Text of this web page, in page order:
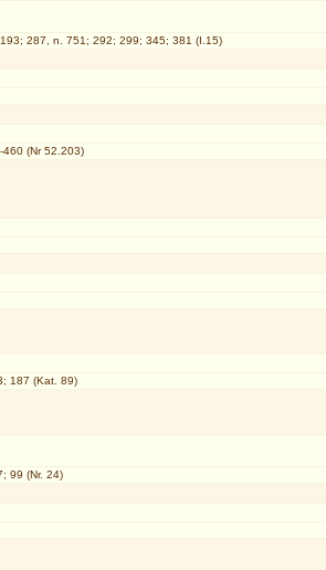
287, n. 751; 292; 299; 345; 381 (I.15)
460 (Nr 52.203)
187 (Kat. 89)
99 (Nr. 24)